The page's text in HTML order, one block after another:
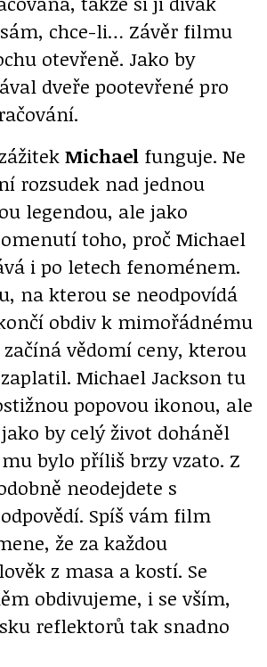
chce-li… Závěr filmu
otevřeně. Jako by
dveře pootevřené pro
Michael funguje. Ne
rozsudek nad jednou
legendou, ale jako
toho, proč Michael
i po letech fenoménem.
na kterou se neodpovídá
obdiv k mimořádnému
vědomí ceny, kterou
Michael Jackson tu
popovou ikonou, ale
by celý život doháněl
bylo příliš brzy vzato. Z
neodejdete s
Spíš vám film
že za každou
z masa a kostí. Se
obdivujeme, i se vším,
reflektorů tak snadno